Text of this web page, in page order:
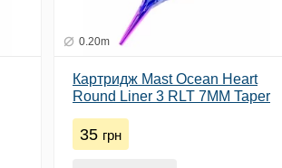
0.20m
Картридж Mast Ocean Heart
Round Liner 3 RLT 7MM Taper
35 грн